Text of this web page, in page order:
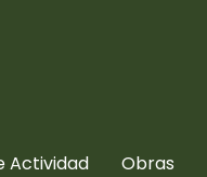
Actividad Obras